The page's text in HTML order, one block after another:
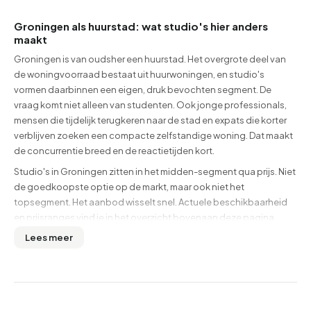
Groningen als huurstad: wat studio's hier anders
maakt
Groningen is van oudsher een huurstad. Het overgrote deel van
de woningvoorraad bestaat uit huurwoningen, en studio's
vormen daarbinnen een eigen, druk bevochten segment. De
vraag komt niet alleen van studenten. Ook jonge professionals,
mensen die tijdelijk terugkeren naar de stad en expats die korter
verblijven zoeken een compacte zelfstandige woning. Dat maakt
de concurrentie breed en de reactietijden kort.
Studio's in Groningen zitten in het midden-segment qua prijs. Niet
de goedkoopste optie op de markt, maar ook niet het
topsegment. Het aanbod wisselt snel. Actuele beschikbaarheid
en prijsranges vind je in het overzicht bovenaan deze pagina.
Wat je moet weten voordat je reageert
zelden langer dan een dag actief aangeboden. Stel
Lees meer